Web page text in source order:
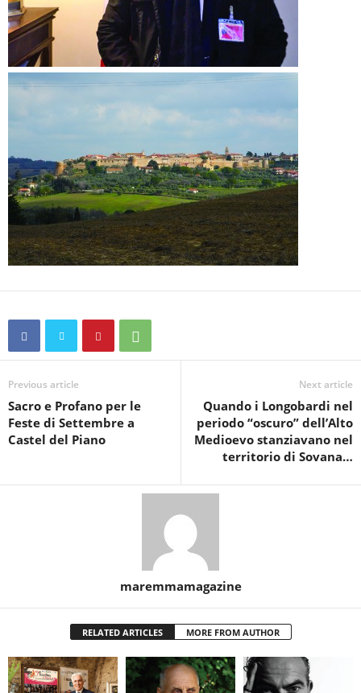
Previous article
Sacro e Profano per le
Feste di Settembre a
Castel del Piano
Next article
Quando i Longobardi nel
periodo “oscuro” dell’Alto
Medioevo stanziavano nel
territorio di Sovana…
maremmamagazine
RELATED ARTICLES MORE FROM AUTHOR